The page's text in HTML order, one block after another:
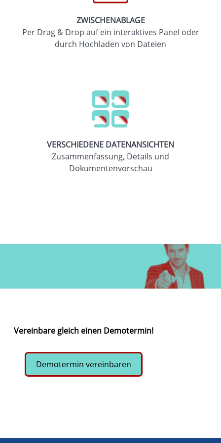
ZWISCHENABLAGE
Per Drag & Drop auf ein interaktives Panel oder
durch Hochladen von Dateien
VERSCHIEDENE DATENANSICHTEN
Zusammenfassung, Details und
Dokumentenvorschau
Vereinbare gleich einen Demotermin!
Demotermin vereinbaren